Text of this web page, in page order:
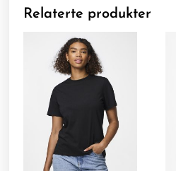
Relaterte produkter